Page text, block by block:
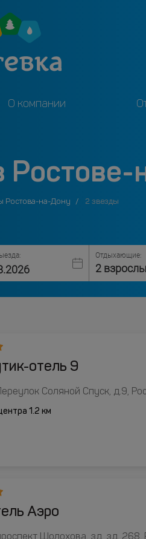
О компании
Ростова-на-Дону 2 звезды
Отдыхающие:
2
отель 9
Переулок Соляной Спуск, д.9,
1.2 км
Аэро